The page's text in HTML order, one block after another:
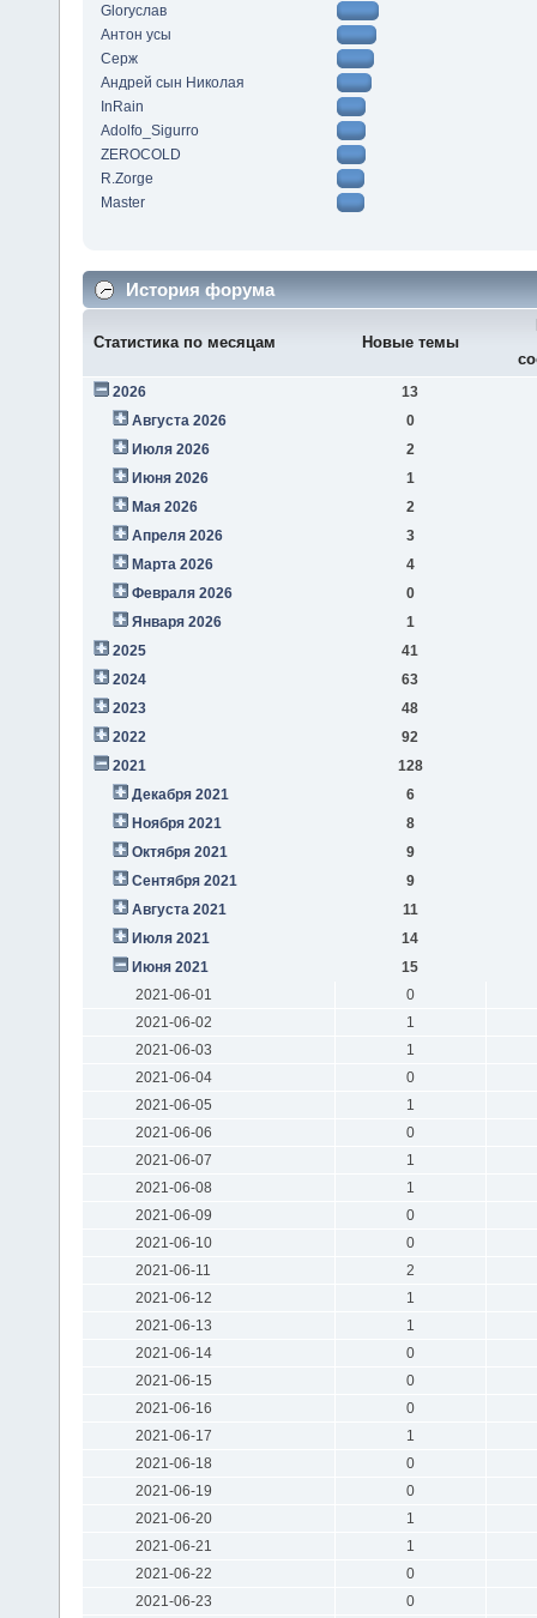
Gloryслав
Антон усы
Серж
Андрей сын Николая
InRain
Adolfo_Sigurro
ZEROCOLD
R.Zorge
Master
История форума
Статистика по месяцам Новые темы
2026
13
Августа 2026
0
Июля 2026
2
Июня 2026
1
Мая 2026
2
Апреля 2026
3
Марта 2026
4
Февраля 2026
0
Января 2026
1
2025
41
2024
63
2023
48
2022
92
2021
128
Декабря 2021
6
Ноября 2021
8
Октября 2021
9
Сентября 2021
9
Августа 2021
11
Июля 2021
14
Июня 2021
15
2021-06-01
0
2021-06-02
1
2021-06-03
1
2021-06-04
0
2021-06-05
1
2021-06-06
0
2021-06-07
1
2021-06-08
1
2021-06-09
0
2021-06-10
0
2021-06-11
2
2021-06-12
1
2021-06-13
1
2021-06-14
0
2021-06-15
0
2021-06-16
0
2021-06-17
1
2021-06-18
0
2021-06-19
0
2021-06-20
1
2021-06-21
1
2021-06-22
0
2021-06-23
0